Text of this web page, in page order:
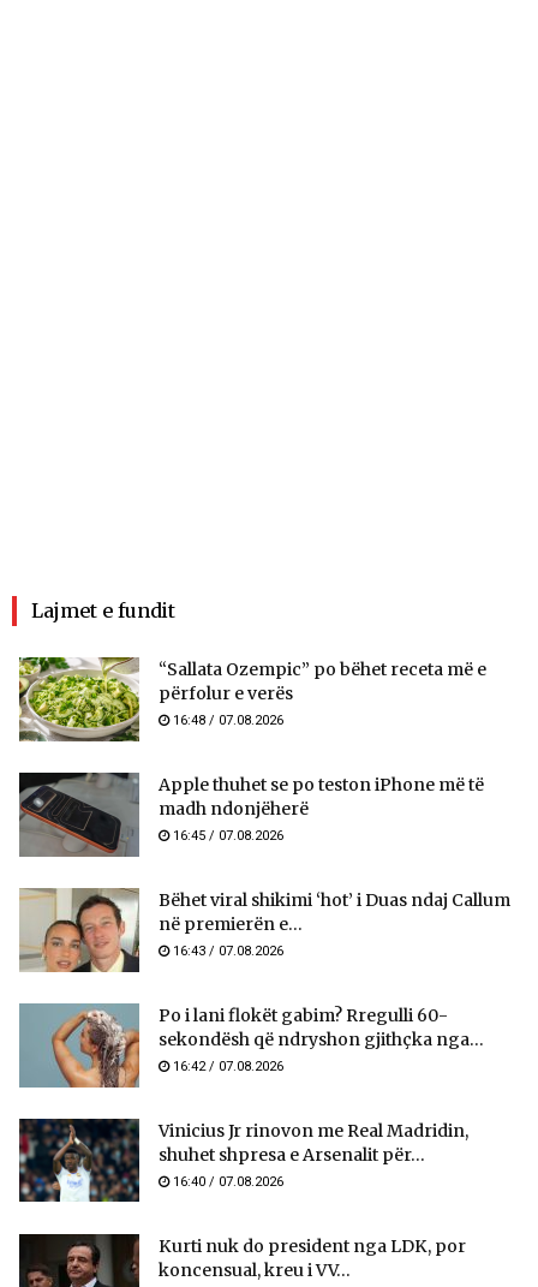
Lajmet e fundit
“Sallata Ozempic” po bëhet receta më e
përfolur e verës
16:48 / 07.08.2026
Apple thuhet se po teston iPhone më të
madh ndonjëherë
16:45 / 07.08.2026
Bëhet viral shikimi ‘hot’ i Duas ndaj Callum
në premierën e...
16:43 / 07.08.2026
Po i lani flokët gabim? Rregulli 60-
sekondësh që ndryshon gjithçka nga...
16:42 / 07.08.2026
Vinicius Jr rinovon me Real Madridin,
shuhet shpresa e Arsenalit për...
16:40 / 07.08.2026
Kurti nuk do president nga LDK, por
koncensual, kreu i VV...